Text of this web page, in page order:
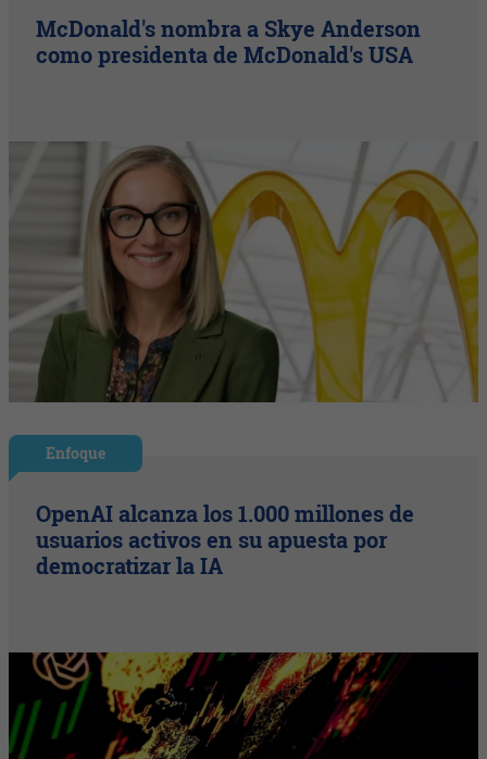
McDonald's nombra a Skye Anderson
como presidenta de McDonald's USA
Enfoque
OpenAI alcanza los 1.000 millones de
usuarios activos en su apuesta por
democratizar la IA